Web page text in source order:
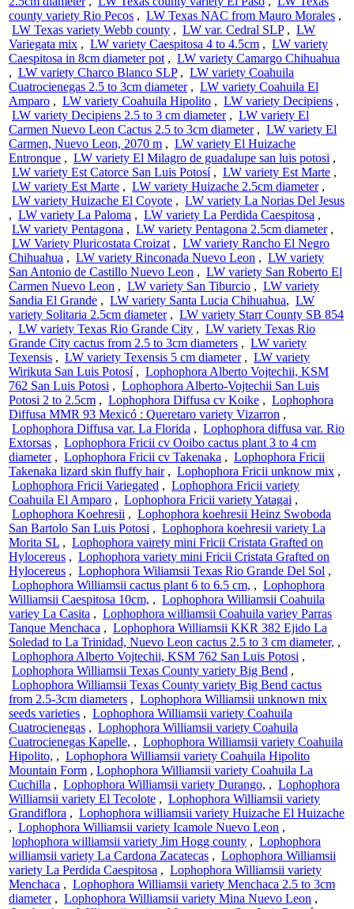
county variety Rio Pecos , LW Texas NAC from Mauro Morales ,
LW Texas variety Webb county , LW var. Cedral SLP, LW
Variegata mix , LW variety Caespitosa 4 to 4.5cm , LW variety
Caespitosa in 8cm diameter pot , LW variety Camargo Chihuahua
, LW variety Charco Blanco SLP, LW variety Coahuila
Cuatrocienegas 2.5 to 3cm diameter, LW variety Coahuila El
Amparo , LW variety Coahuila Hipolito , LW variety Decipiens ,
LW variety Decipiens 2.5 to 3 cm diameter, LW variety El
Carmen Nuevo Leon Cactus 2.5 to 3cm diameter, LW variety El
Carmen, Nuevo Leon, 2070 m , LW variety El Huizache
Entronque , LW variety El Milagro de guadalupe san luis potosi ,
LW variety Est Catorce San Luis Potosí, LW variety Est Marte ,
LW variety Est Marte , LW variety Huizache 2.5cm diameter,
LW variety Huizache El Coyote , LW variety La Norias Del Jesus
, LW variety La Paloma , LW variety La Perdida Caespitosa ,
LW variety Pentagona , LW variety Pentagona 2.5cm diameter,
LW Variety Pluricostata Croizat , LW variety Rancho El Negro
Chihuahua , LW variety Rinconada Nuevo Leon , LW variety
San Antonio de Castillo Nuevo Leon , LW variety San Roberto El
Carmen Nuevo Leon , LW variety San Tiburcio , LW variety
Sandia El Grande , LW variety Santa Lucia Chihuahua, LW
variety Solitaria 2.5cm diameter, LW variety Starr County SB 854
, LW variety Texas Rio Grande City , LW variety Texas Rio
Grande City cactus from 2.5 to 3cm diameters , LW variety
Texensis , LW variety Texensis 5 cm diameter, LW variety
Wirikuta San Luis Potosí, Lophophora Alberto Vojtechii, KSM
762 San Luis Potosi , Lophophora Alberto-Vojtechii San Luis
Potosi 2 to 2.5cm , Lophophora Diffusa cv Koike , Lophophora
Diffusa MMR 93 Mexicó : Queretaro variety Vizarron ,
Lophophora Diffusa var. La Florida , Lophophora diffusa var. Rio
Extorsas , Lophophora Fricii cv Ooibo cactus plant 3 to 4 cm
diameter, Lophophora Fricii cv Takenaka , Lophophora Fricii
Takenaka lizard skin fluffy hair, Lophophora Fricii unknow mix ,
Lophophora Fricii Variegated , Lophophora Fricii variety
Coahuila El Amparo , Lophophora Fricii variety Yatagai ,
Lophophora Koehresii , Lophophora koehresii Heinz Swoboda
San Bartolo San Luis Potosi , Lophophora koehresii variety La
Morita SL , Lophophora vairety mini Fricii Cristata Grafted on
Hylocereus , Lophophora variety mini Fricii Cristata Grafted on
Hylocereus , Lophophora Wiliamsii Texas Rio Grande Del Sol ,
Lophophora Williamsii cactus plant 6 to 6.5 cm, , Lophophora
Williamsii Caespitosa 10cm, , Lophophora Williamsii Coahuila
variey La Casita , Lophophora williamsii Coahuila variey Parras
Tanque Menchaca , Lophophora Williamsii KKR 382 Ejido La
Soledad to La Trinidad, Nuevo Leon cactus 2.5 to 3 cm diameter, ,
Lophophora Alberto Vojtechii, KSM 762 San Luis Potosi ,
Lophophora Williamsii Texas County variety Big Bend ,
Lophophora Williamsii Texas County variety Big Bend cactus
from 2.5-3cm diameters , Lophophora Williamsii unknown mix
seeds varieties , Lophophora Williamsii variety Coahuila
Cuatrocienegas , Lophophora Williamsii variety Coahuila
Cuatrocienegas Kapelle, , Lophophora Williamsii variety Coahuila
Hipolito, , Lophophora Williamsii variety Coahuila Hipolito
Mountain Form , Lophophora Williamsii variety Coahuila La
Cuchilla , Lophophora Williamsii variety Durango, , Lophophora
Williamsii variety El Tecolote , Lophophora Williamsii variety
Grandiflora , Lophophora williamsii variety Huizache El Huizache
, Lophophora Williamsii variety Icamole Nuevo Leon ,
lophophora williamsii variety Jim Hogg county , Lophophora
williamsii variety La Cardona Zacatecas , Lophophora Williamsii
variety La Perdida Caespitosa , Lophophora Williamsii variety
Menchaca , Lophophora Williamsii variety Menchaca 2.5 to 3cm
diameter, Lophophora Williamsii variety Mina Nuevo Leon ,